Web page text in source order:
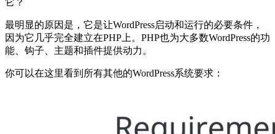
最明显的原因是，它是让WordPress启动和运行的必要条件，
因为它几乎完全建立在PHP上。PHP也为大多数WordPress的功
能、钩子、主题和插件提供动力。
你可以在这里看到所有其他的WordPress系统要求：